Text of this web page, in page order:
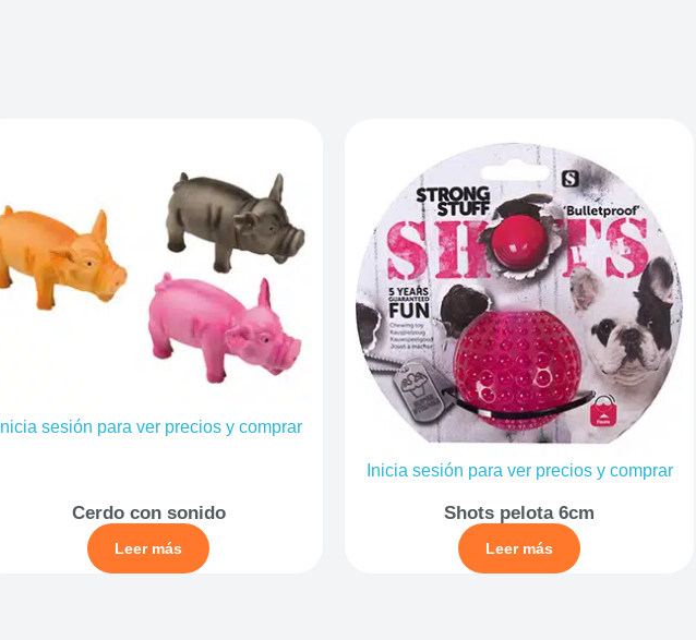
Inicia sesión para ver precios y comprar
Cerdo con sonido
Leer más
Inicia sesión para ver precios y comprar
Shots pelota 6cm
Leer más